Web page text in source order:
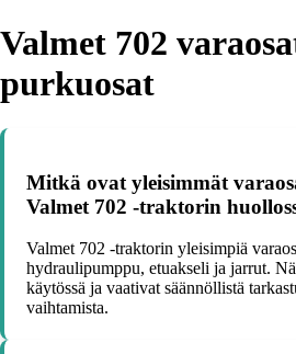
Valmet 702
purkuosat
Mitkä ovat yleisimmät
Valmet 702 -traktorin
Valmet 702 -traktorin yleisimpiä
hydraulipumppu, etuakseli ja jarrut.
käytössä ja vaativat säännöllistä
vaihtamista.